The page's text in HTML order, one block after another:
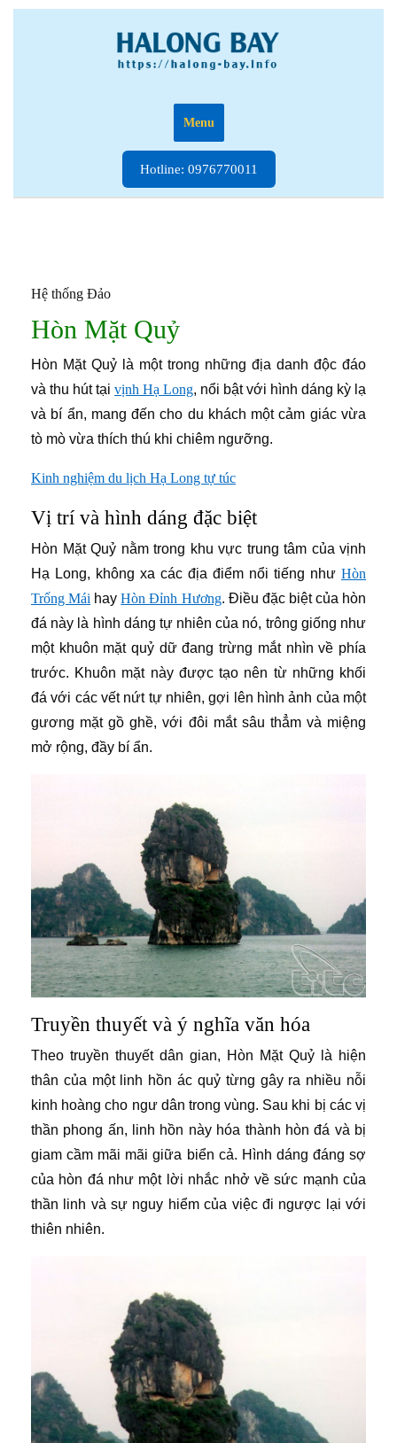
Menu
Hotline: 0976770011
0976770011
Hệ thống Đảo
Hòn Mặt Quỷ
Hòn Mặt Quỷ là một trong những địa danh độc đáo
và thu hút tại vịnh Hạ Long, nổi bật với hình dáng kỳ lạ
và bí ẩn, mang đến cho du khách một cảm giác vừa
tò mò vừa thích thú khi chiêm ngưỡng.
Kinh nghiệm du lịch Hạ Long tự túc
Vị trí và hình dáng đặc biệt
Hòn Mặt Quỷ nằm trong khu vực trung tâm của vịnh
Hạ Long, không xa các địa điểm nổi tiếng như Hòn
Trống Mái hayHòn Đỉnh Hương. Điều đặc biệt của hòn
đá này là hình dáng tự nhiên của nó, trông giống như
một khuôn mặt quỷ dữ đang trừng mắt nhìn về phía
trước. Khuôn mặt này được tạo nên từ những khối
đá với các vết nứt tự nhiên, gợi lên hình ảnh của một
gương mặt gồ ghề, với đôi mắt sâu thẳm và miệng
mở rộng, đầy bí ẩn.
Truyền thuyết và ý nghĩa văn hóa
Theo truyền thuyết dân gian, Hòn Mặt Quỷ là hiện
thân của một linh hồn ác quỷ từng gây ra nhiều nỗi
kinh hoàng cho ngư dân trong vùng. Sau khi bị các vị
thần phong ấn, linh hồn này hóa thành hòn đá và bị
giam cầm mãi mãi giữa biển cả. Hình dáng đáng sợ
của hòn đá như một lời nhắc nhở về sức mạnh của
thần linh và sự nguy hiểm của việc đi ngược lại với
thiên nhiên.